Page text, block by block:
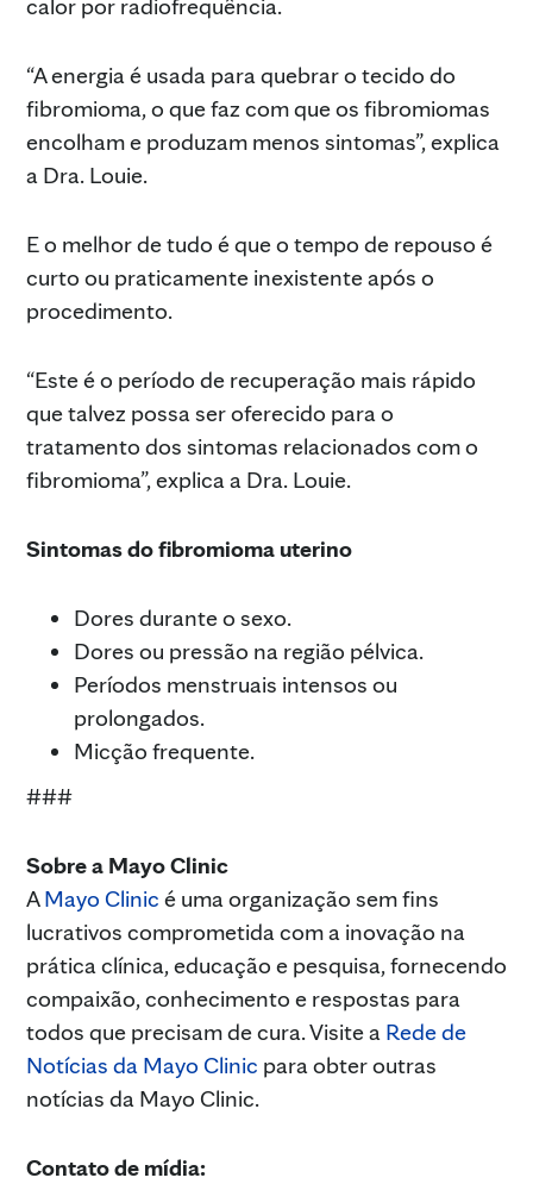
calor por radiofrequência.
“A energia é usada para quebrar o tecido do
fibromioma, o que faz com que os fibromiomas
encolham e produzam menos sintomas”, explica
a Dra. Louie.
E o melhor de tudo é que o tempo de repouso é
curto ou praticamente inexistente após o
procedimento.
“Este é o período de recuperação mais rápido
que talvez possa ser oferecido para o
tratamento dos sintomas relacionados com o
fibromioma”, explica a Dra. Louie.
Sintomas do fibromioma uterino
Dores durante o sexo.
Dores ou pressão na região pélvica.
Períodos menstruais intensos ou
prolongados.
Micção frequente.
###
Sobre a Mayo Clinic
AMayo Clinic é uma organização sem fins
lucrativos comprometida com a inovação na
prática clínica, educação e pesquisa, fornecendo
compaixão, conhecimento e respostas para
todos que precisam de cura. Visite a Rede de
Notícias da Mayo Clinic para obter outras
notícias da Mayo Clinic.
Contato de mídia: